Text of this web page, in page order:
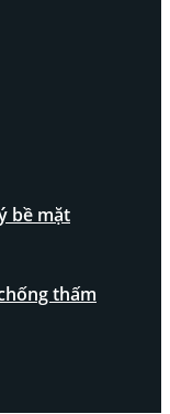
bề mặt
thấm